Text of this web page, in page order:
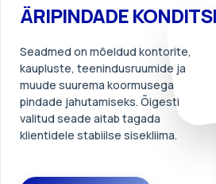
ÄRIPINDADE
Seadmed on mõeldud kontorite,
kaupluste, teenindusruumide ja
muude suurema koormusega
pindade jahutamiseks. Õigesti
valitud seade aitab tagada
klientidele stabiilse sisekliima.